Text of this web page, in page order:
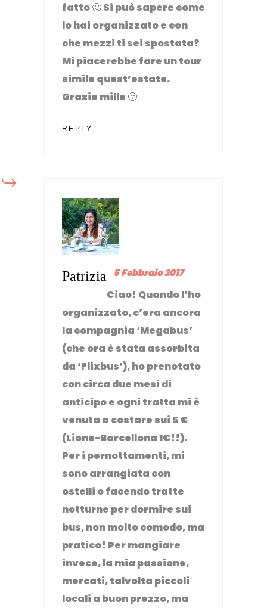
fatto 🙂 Si può sapere come
lo hai organizzato e con
che mezzi ti sei spostata?
Mi piacerebbe fare un tour
simile quest’estate.
Grazie mille 🙂
REPLY...
Patrizia 5 Febbraio 2017
Ciao! Quando l’ho
organizzato, c’era ancora
la compagnia ‘Megabus’
(che ora è stata assorbita
da ‘Flixbus’), ho prenotato
con circa due mesi di
anticipo e ogni tratta mi è
venuta a costare sui 5 €
(Lione-Barcellona 1€!!).
Per i pernottamenti, mi
sono arrangiata con
ostelli o facendo tratte
notturne per dormire sui
bus, non molto comodo, ma
pratico! Per mangiare
invece, la mia passione,
mercati, talvolta piccoli
locali a buon prezzo, ma